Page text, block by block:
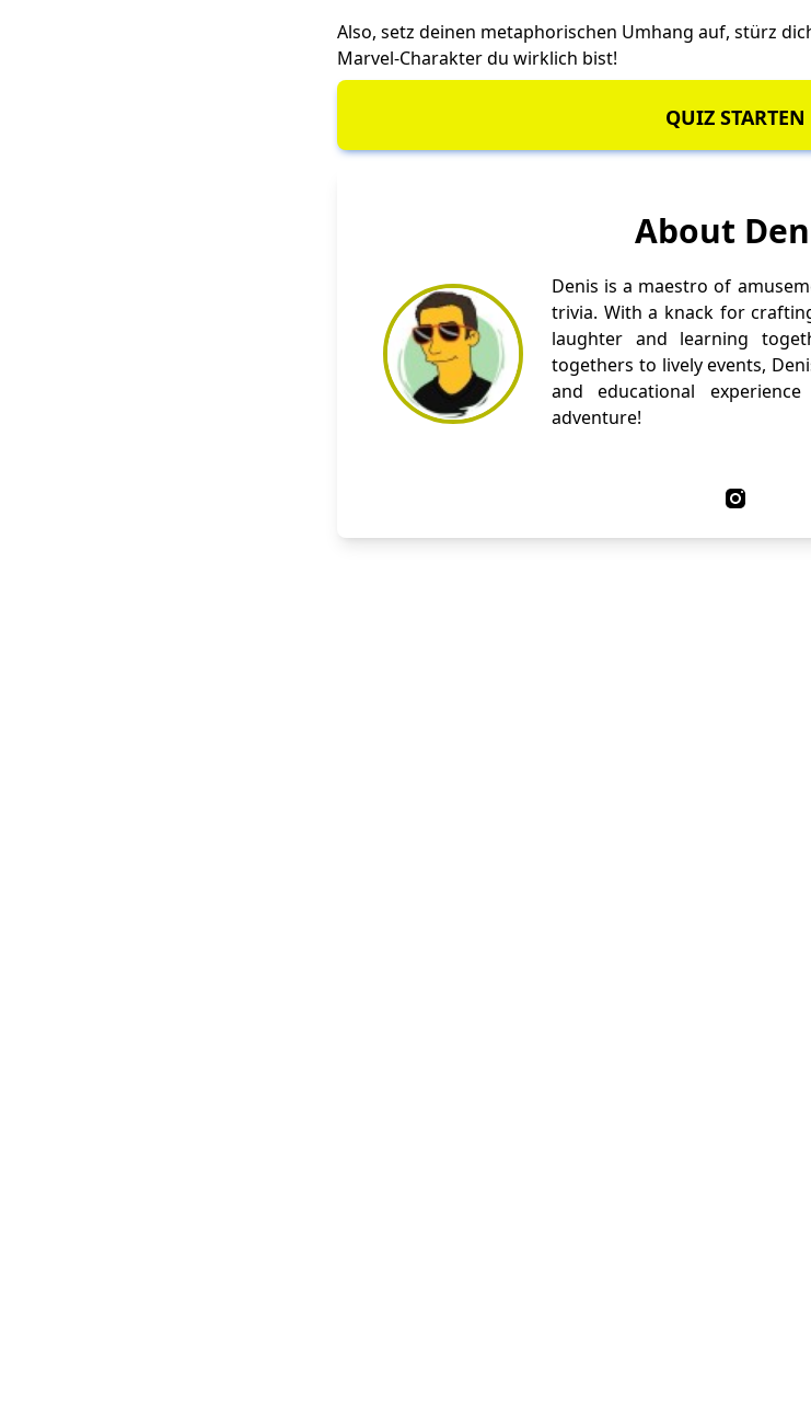
Also, setz deinen metaphorischen Umhang auf, stürz
Marvel-Charakter du wirklich bist!
QUIZ STARTEN
About
Denis is a maestro of
trivia. With a knack for
laughter and learning
togethers to lively events,
and educational
adventure!